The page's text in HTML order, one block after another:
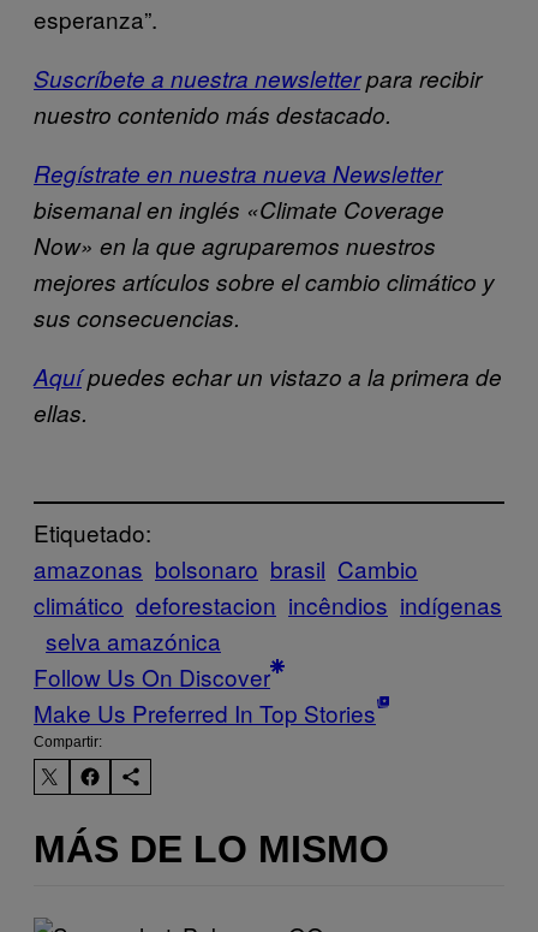
esperanza”.
Suscríbete a nuestra newsletterpara recibir
nuestro contenido más destacado.
Regístrate en nuestra nueva Newsletter
bisemanal en inglés «Climate Coverage
Now» en la que agruparemos nuestros
mejores artículos sobre el cambio climático y
sus consecuencias.
Aquípuedes echar un vistazo a la primera de
ellas.
Etiquetado:
amazonas bolsonaro brasil Cambio
climático deforestacion incêndios indígenas
selva amazónica
Follow Us On Discover
Make Us Preferred In Top Stories
Compartir:
MÁS DE LO MISMO